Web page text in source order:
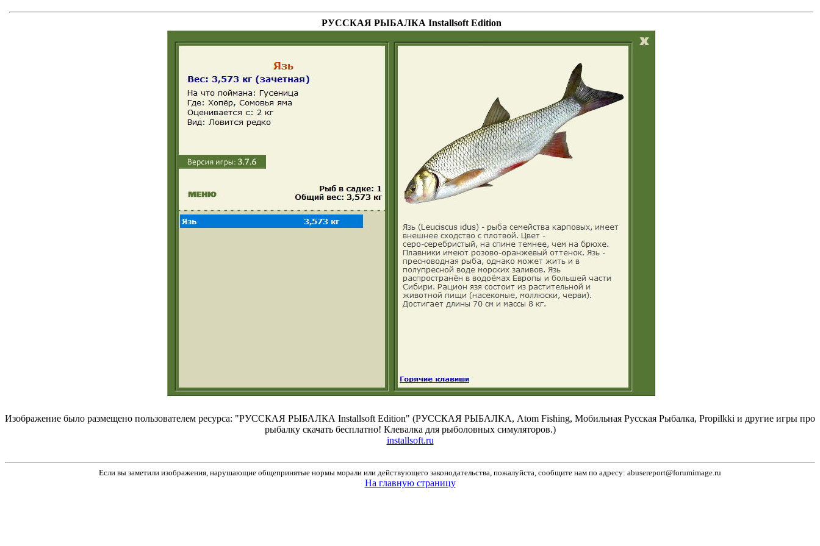
РУССКАЯ РЫБАЛКА Installsoft Edition
Изображение было размещено пользователем ресурса: "РУССКАЯ РЫБАЛКА Installsoft Edition" (РУССКАЯ РЫБАЛКА, Atom Fishing, Мобильная Русская Рыбалка, Propilkki и другие игры про
рыбалку скачать бесплатно! Клевалка для рыболовных симуляторов.)
installsoft.ru
Если вы заметили изображения, нарушающие общепринятые нормы морали или действующего законодательства, пожалуйста, сообщите нам по адресу: abusereport@forumimage.ru
На главную страницу